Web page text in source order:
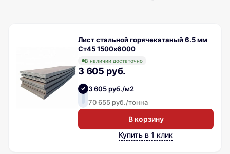
Лист стальной горячекатаный 6.5 мм
Ст45 1500х6000
В наличии достаточно
3 605 руб.
3 605 руб./м2
70 655 руб./тонна
В корзину
Купить в 1 клик